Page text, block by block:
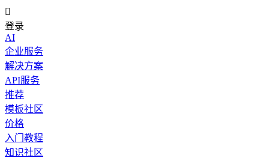

登录
AI
企业服务
解决方案
API服务
推荐
模板社区
价格
入门教程
知识社区